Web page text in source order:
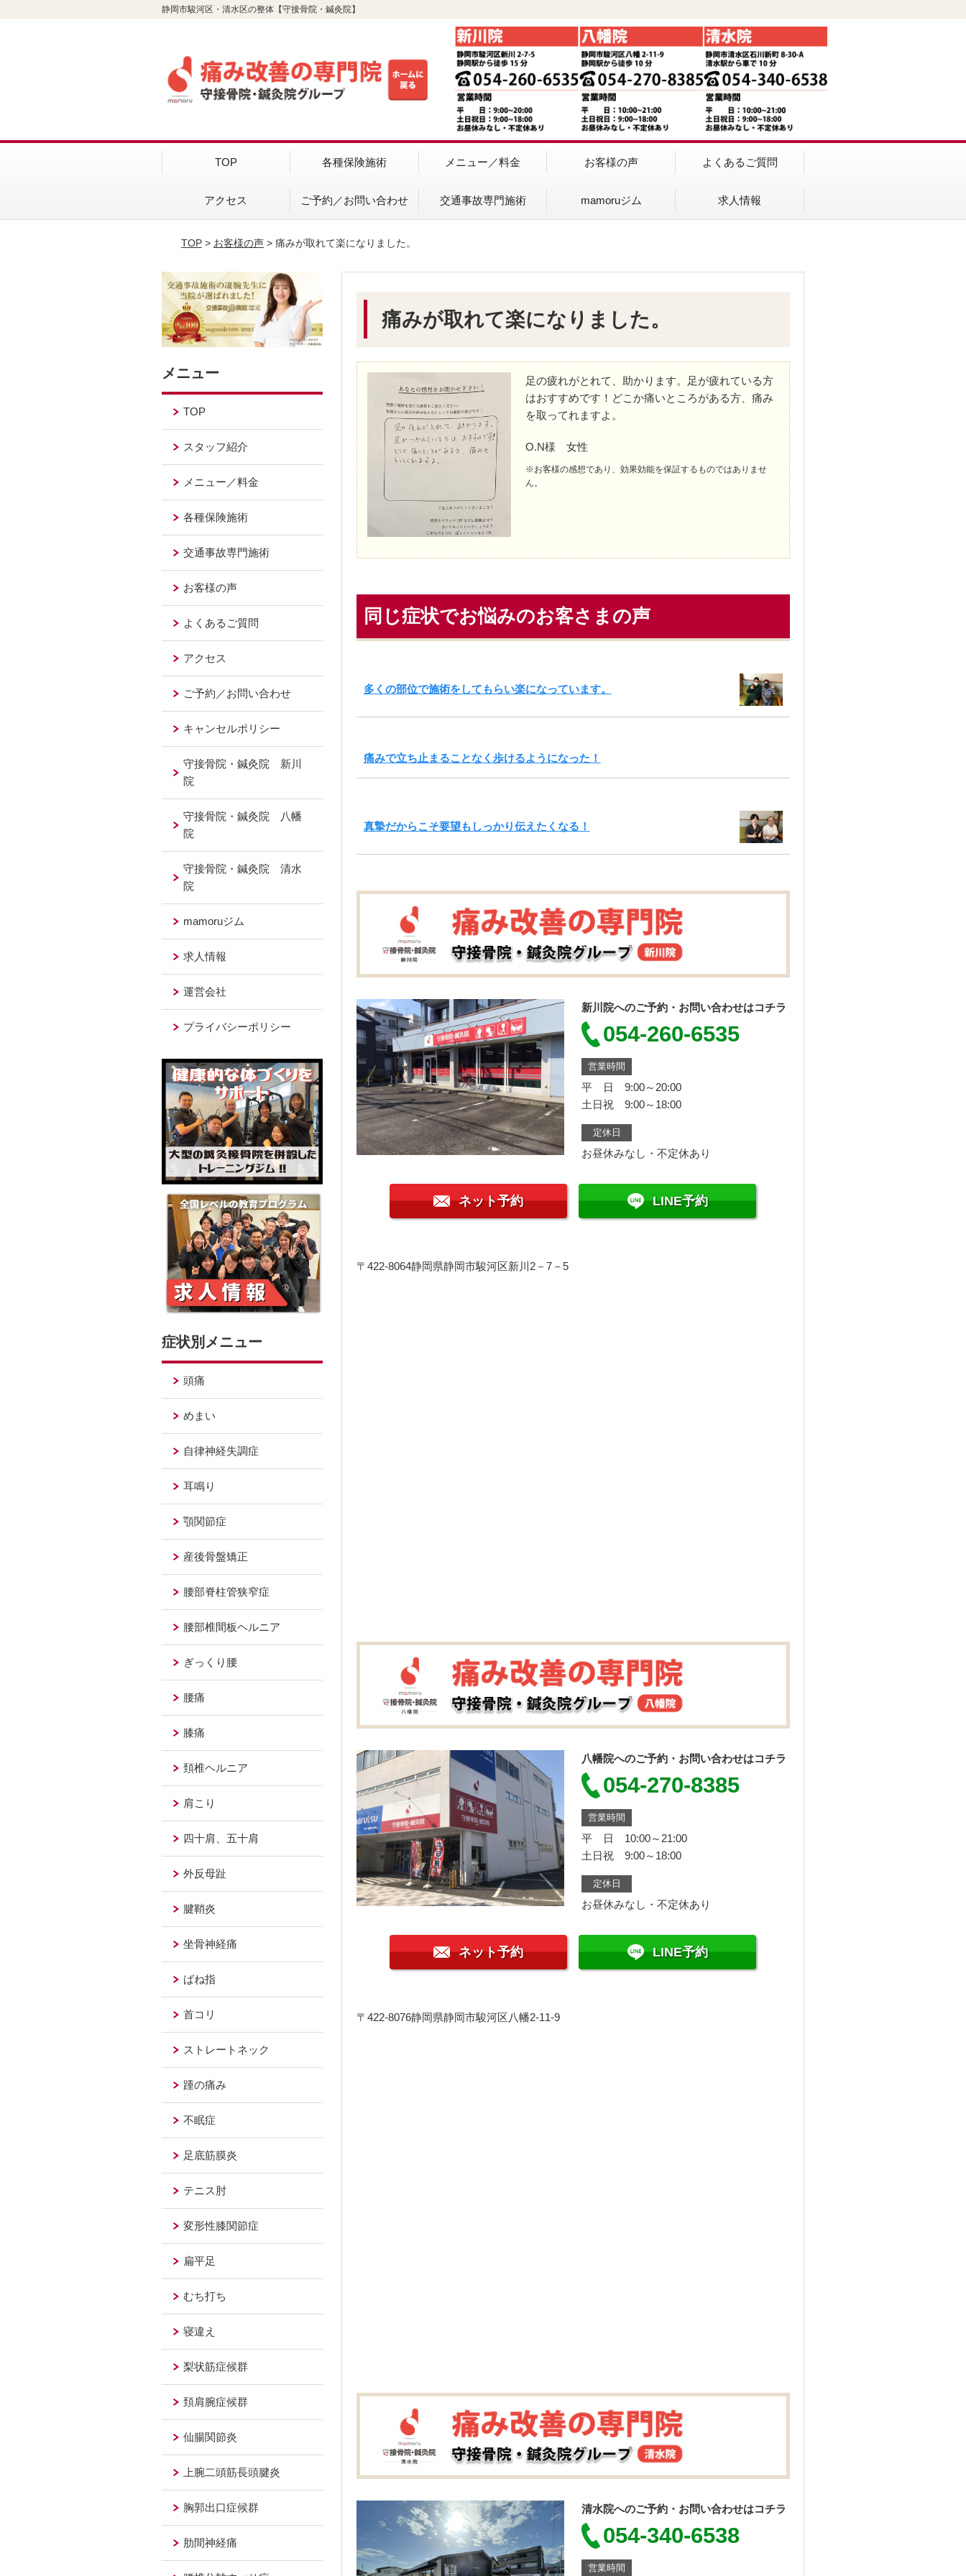
静岡市駿河区・清水区の整体【守接骨院・鍼灸院】
TOP 各種保険施術 メニュー／料金 お客様の声 よくあるご質問
アクセス ご予約／お問い合わせ 交通事故専門施術 mamoruジム 求人情報
TOP> お客様の声> 痛みが取れて楽になりました。
痛みが取れて楽になりました。
足の疲れがとれて、助かります。足が疲れている方
はおすすめです！どこか痛いところがある方、痛み
を取ってれますよ。
O.N様 女性
※お客様の感想であり、効果効能を保証するものではありませ
ん。
同じ症状でお悩みのお客さまの声
多くの部位で施術をしてもらい楽になっています。
痛みで立ち止まることなく歩けるようになった！
真摯だからこそ要望もしっかり伝えたくなる！
新川院へのご予約・お問い合わせはコチラ
054-260-6535
営業時間
平 日 9:00～20:00
土日祝 9:00～18:00
定休日
お昼休みなし・不定休あり
ネット予約 LINE予約
〒422-8064静岡県静岡市駿河区新川2－7－5
八幡院へのご予約・お問い合わせはコチラ
054-270-8385
営業時間
平 日 10:00～21:00
土日祝 9:00～18:00
定休日
お昼休みなし・不定休あり
ネット予約 LINE予約
〒422-8076静岡県静岡市駿河区八幡2-11-9
清水院へのご予約・お問い合わせはコチラ
054-340-6538
営業時間
メニュー
TOP
スタッフ紹介
メニュー／料金
各種保険施術
交通事故専門施術
お客様の声
よくあるご質問
アクセス
ご予約／お問い合わせ
キャンセルポリシー
守接骨院・鍼灸院 新川
院
守接骨院・鍼灸院 八幡
院
守接骨院・鍼灸院 清水
院
mamoruジム
求人情報
運営会社
プライバシーポリシー
症状別メニュー
頭痛
めまい
自律神経失調症
耳鳴り
顎関節症
産後骨盤矯正
腰部脊柱管狭窄症
腰部椎間板ヘルニア
ぎっくり腰
腰痛
膝痛
頚椎ヘルニア
肩こり
四十肩、五十肩
外反母趾
腱鞘炎
坐骨神経痛
ばね指
首コリ
ストレートネック
踵の痛み
不眠症
足底筋膜炎
テニス肘
変形性膝関節症
扁平足
むち打ち
寝違え
梨状筋症候群
頚肩腕症候群
仙腸関節炎
上腕二頭筋長頭腱炎
胸郭出口症候群
肋間神経痛